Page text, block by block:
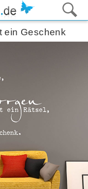
ein Geschenk